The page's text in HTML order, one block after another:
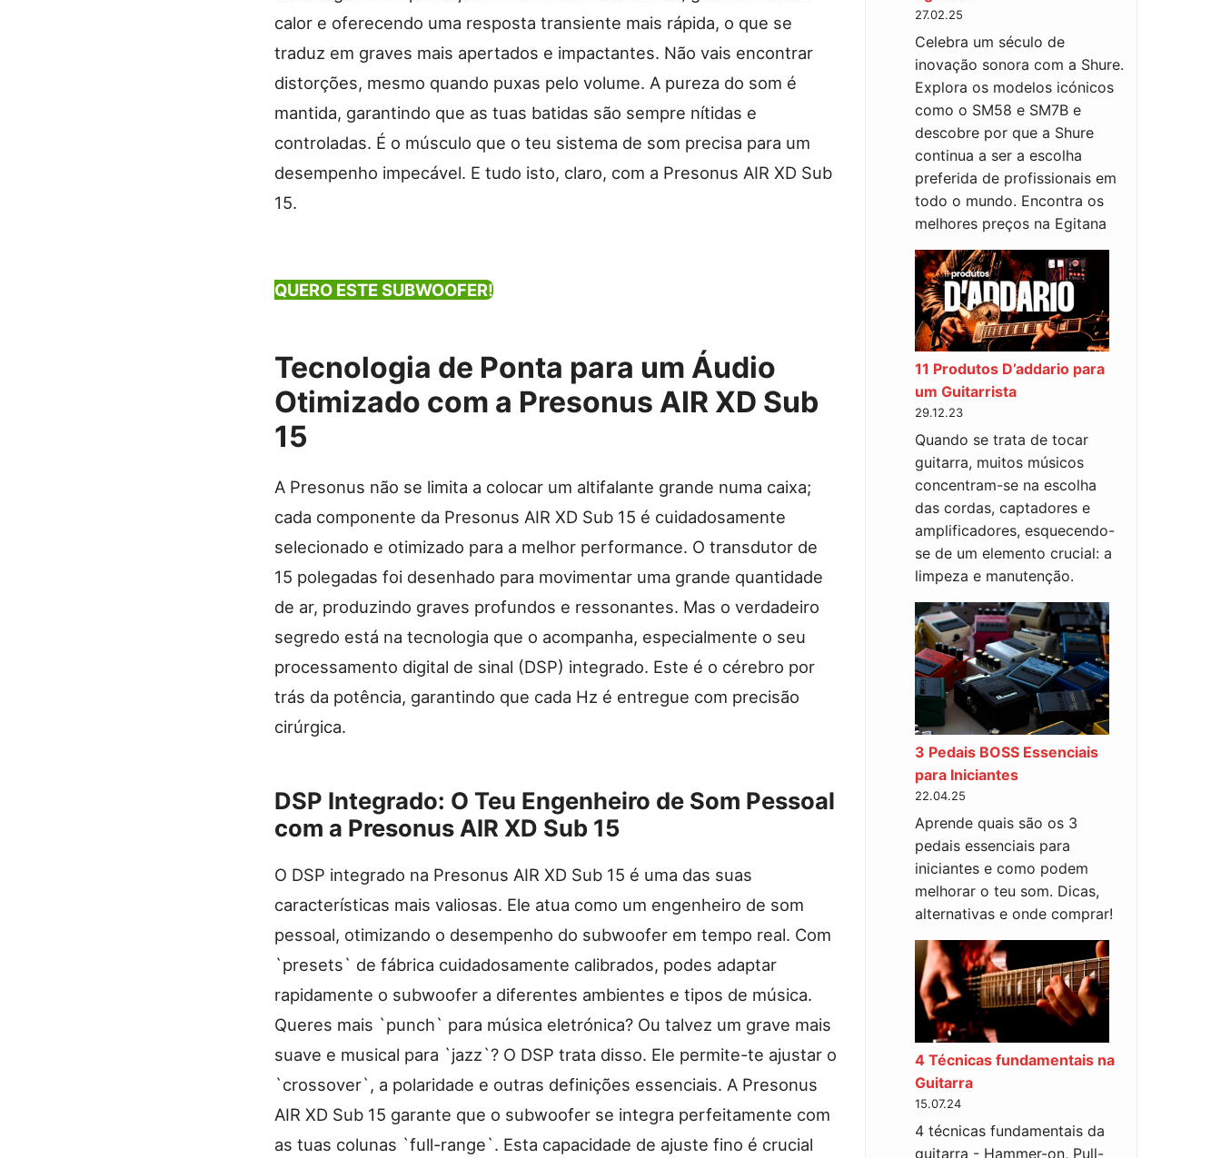
calor e oferecendo uma resposta transiente mais rápida, o que se
traduz em graves mais apertados e impactantes. Não vais encontrar
distorções, mesmo quando puxas pelo volume. A pureza do som é
mantida, garantindo que as tuas batidas são sempre nítidas e
controladas. É o músculo que o teu sistema de som precisa para um
desempenho impecável. E tudo isto, claro, com a Presonus AIR XD Sub
15.
QUERO ESTE SUBWOOFER!
Tecnologia de Ponta para um Áudio
Otimizado com a Presonus AIR XD Sub
15
A Presonus não se limita a colocar um altifalante grande numa caixa;
cada componente da Presonus AIR XD Sub 15 é cuidadosamente
selecionado e otimizado para a melhor performance. O transdutor de
15 polegadas foi desenhado para movimentar uma grande quantidade
de ar, produzindo graves profundos e ressonantes. Mas o verdadeiro
segredo está na tecnologia que o acompanha, especialmente o seu
processamento digital de sinal (DSP) integrado. Este é o cérebro por
trás da potência, garantindo que cada Hz é entregue com precisão
cirúrgica.
DSP Integrado: O Teu Engenheiro de Som Pessoal
com a Presonus AIR XD Sub 15
O DSP integrado na Presonus AIR XD Sub 15 é uma das suas
características mais valiosas. Ele atua como um engenheiro de som
pessoal, otimizando o desempenho do subwoofer em tempo real. Com
`presets` de fábrica cuidadosamente calibrados, podes adaptar
rapidamente o subwoofer a diferentes ambientes e tipos de música.
Queres mais `punch` para música eletrónica? Ou talvez um grave mais
suave e musical para `jazz`? O DSP trata disso. Ele permite-te ajustar o
`crossover`, a polaridade e outras definições essenciais. A Presonus
AIR XD Sub 15 garante que o subwoofer se integra perfeitamente com
as tuas colunas `full-range`. Esta capacidade de ajuste fino é crucial
27.02.25
Celebra um século de
inovação sonora com a Shure.
Explora os modelos icónicos
como o SM58 e SM7B e
descobre por que a Shure
continua a ser a escolha
preferida de profissionais em
todo o mundo. Encontra os
melhores preços na Egitana
11 Produtos D’addario para
um Guitarrista
29.12.23
Quando se trata de tocar
guitarra, muitos músicos
concentram-se na escolha
das cordas, captadores e
amplificadores, esquecendo-
se de um elemento crucial: a
limpeza e manutenção.
3 Pedais BOSS Essenciais
para Iniciantes
22.04.25
Aprende quais são os 3
pedais essenciais para
iniciantes e como podem
melhorar o teu som. Dicas,
alternativas e onde comprar!
4 Técnicas fundamentais na
Guitarra
15.07.24
4 técnicas fundamentais da
guitarra - Hammer-on, Pull-